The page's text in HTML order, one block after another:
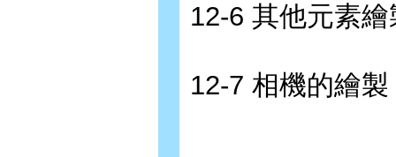
12-6 其他元素繪
12-7 相機的繪製